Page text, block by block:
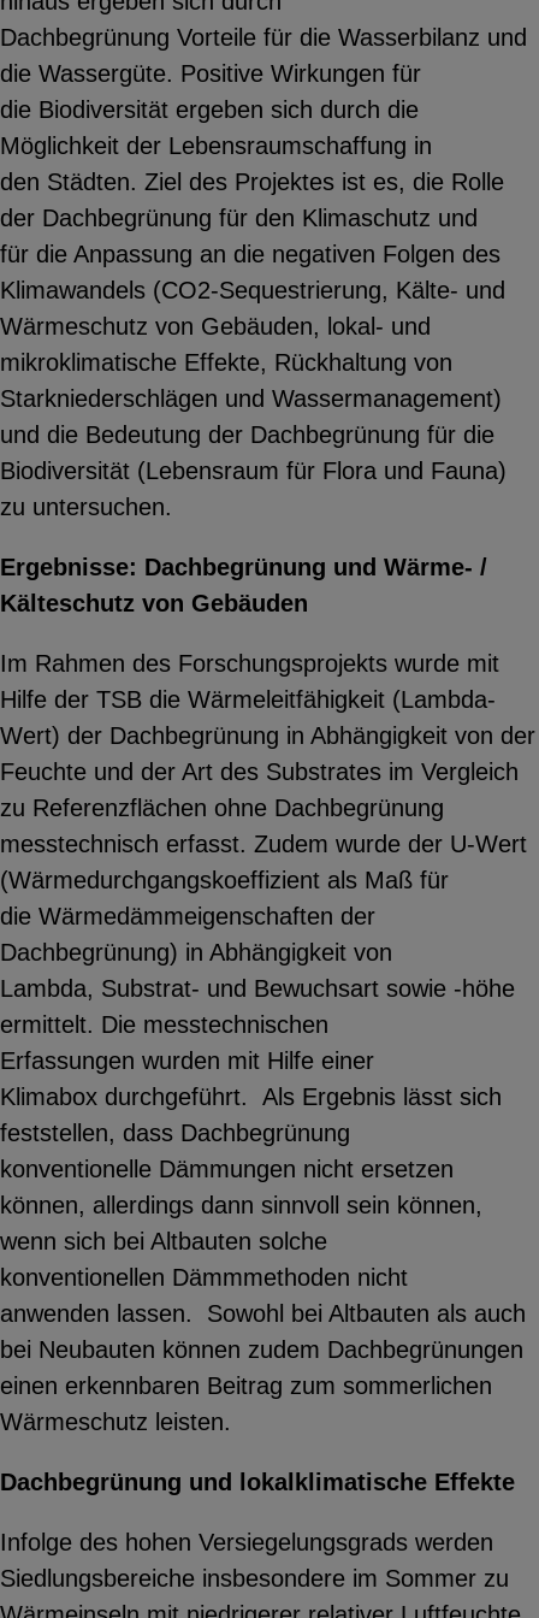
Dachbegrünung Vorteile für die Wasserbilanz und
die Wassergüte. Positive Wirkungen für
die Biodiversität ergeben sich durch die
Möglichkeit der Lebensraumschaffung in
den Städten. Ziel des Projektes ist es, die Rolle
der Dachbegrünung für den Klimaschutz und
für die Anpassung an die negativen Folgen des
Klimawandels (CO2-Sequestrierung, Kälte- und
Wärmeschutz von Gebäuden, lokal- und
mikroklimatische Effekte, Rückhaltung von
Starkniederschlägen und Wassermanagement)
und die Bedeutung der Dachbegrünung für die
Biodiversität (Lebensraum für Flora und Fauna)
zu untersuchen.
Ergebnisse: Dachbegrünung und Wärme- /
Kälteschutz von Gebäuden
Im Rahmen des Forschungsprojekts wurde mit
Hilfe der TSB die Wärmeleitfähigkeit (Lambda-
Wert) der Dachbegrünung in Abhängigkeit von der
Feuchte und der Art des Substrates im Vergleich
zu Referenzflächen ohne Dachbegrünung
messtechnisch erfasst. Zudem wurde der U-Wert
(Wärmedurchgangskoeffizient als Maß für
die Wärmedämmeigenschaften der
Dachbegrünung) in Abhängigkeit von
Lambda, Substrat- und Bewuchsart sowie -höhe
ermittelt. Die messtechnischen
Erfassungen wurden mit Hilfe einer
Klimabox durchgeführt. Als Ergebnis lässt sich
feststellen, dass Dachbegrünung
konventionelle Dämmungen nicht ersetzen
können, allerdings dann sinnvoll sein können,
wenn sich bei Altbauten solche
konventionellen Dämmmethoden nicht
anwenden lassen. Sowohl bei Altbauten als auch
bei Neubauten können zudem Dachbegrünungen
einen erkennbaren Beitrag zum sommerlichen
Wärmeschutz leisten.
Dachbegrünung und lokalklimatische Effekte
Infolge des hohen Versiegelungsgrads werden
Siedlungsbereiche insbesondere im Sommer zu
Standortdaten oder
Stellenanzeigen.
YouTube
ChatBot